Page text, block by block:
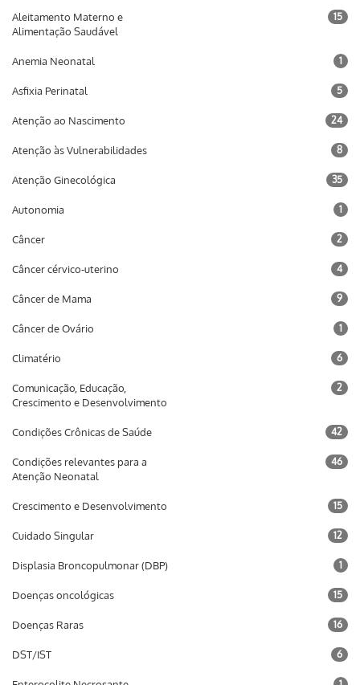
Aleitamento Materno e
Alimentação Saudável
15
Anemia Neonatal 1
Asfixia Perinatal 5
Atenção ao Nascimento 24
Atenção às Vulnerabilidades 8
Atenção Ginecológica 35
Autonomia 1
Câncer 2
Câncer cérvico-uterino 4
Câncer de Mama 9
Câncer de Ovário 1
Climatério 6
Comunicação, Educação,
Crescimento e Desenvolvimento
2
Condições Crônicas de Saúde 42
Condições relevantes para a
Atenção Neonatal
46
Crescimento e Desenvolvimento 15
Cuidado Singular 12
Displasia Broncopulmonar (DBP) 1
Doenças oncológicas 15
Doenças Raras 16
DST/IST 6